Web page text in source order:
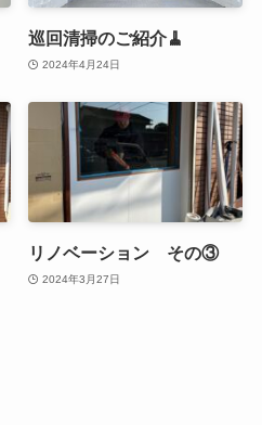
巡回清掃のご紹介🧹
2024年4月24日
リノベーション その③
2024年3月27日